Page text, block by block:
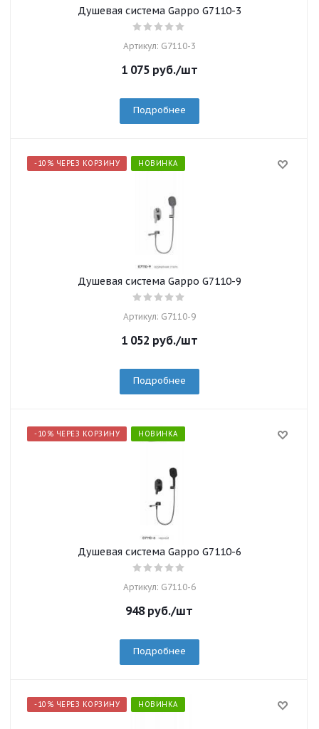
Душевая система Gappo G7110-3
Артикул: G7110-3
1 075руб./шт
Подробнее
-10% ЧЕРЕЗ КОРЗИНУ НОВИНКА
Душевая система Gappo G7110-9
Артикул: G7110-9
1 052 руб./шт
Подробнее
-10% ЧЕРЕЗ КОРЗИНУ НОВИНКА
Душевая система Gappo G7110-6
Артикул: G7110-6
948руб./шт
Подробнее
-10% ЧЕРЕЗ КОРЗИНУ НОВИНКА